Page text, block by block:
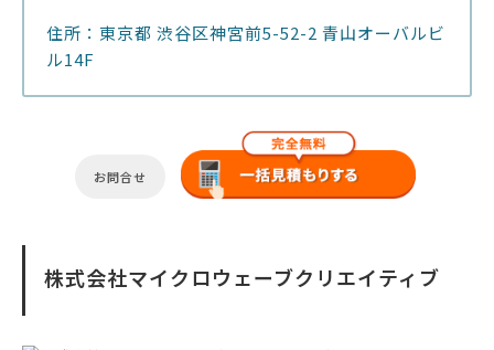
住所：東京都 渋谷区神宮前5-52-2 青山オーバルビ
ル14F
お問合せ
株式会社マイクロウェーブクリエイティブ